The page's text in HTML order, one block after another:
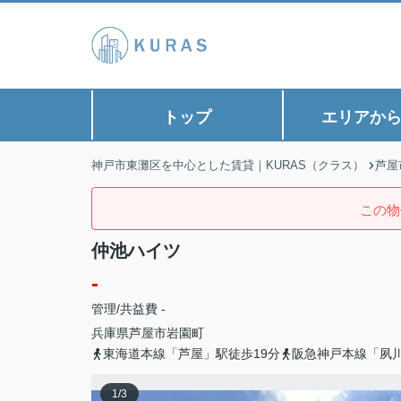
トップ エリアか
神戸市東灘区を中心とした賃貸｜KURAS（クラス） 芦屋
この
仲池ハイツ
-
管理/共益費 -
兵庫県芦屋市岩園町
東海道本線「芦屋」駅徒歩19分
阪急神戸本線「夙
1/3